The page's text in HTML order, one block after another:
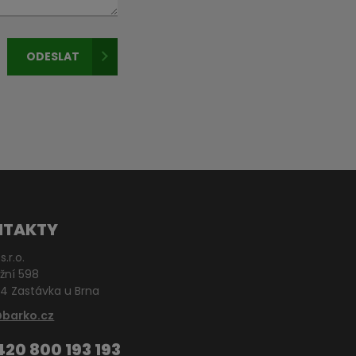
ODESLAT
598
Zastávka u Brna
800 193 193